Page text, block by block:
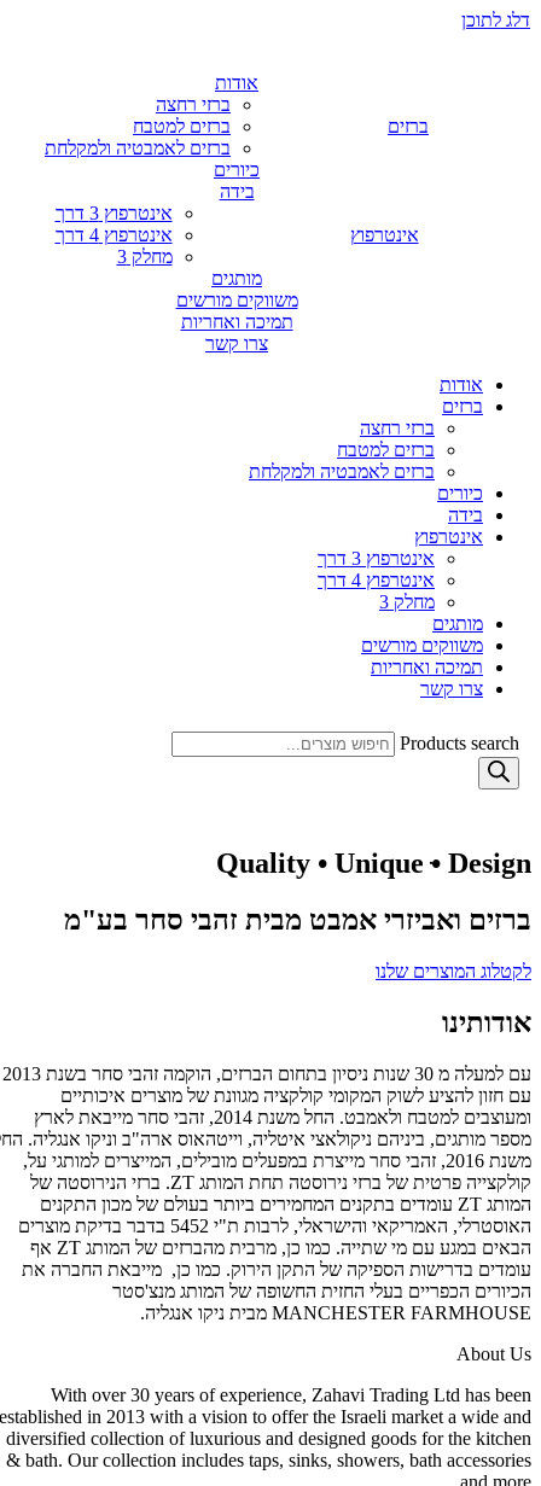
דלג לתוכן
אודות
ברזים
ברזי רחצה
ברזים למטבח
ברזים לאמבטיה ולמקלחת
כיורים
בידה
אינטרפוץ
אינטרפוץ 3 דרך
אינטרפוץ 4 דרך
מחלק 3
מותגים
משווקים מורשים
תמיכה ואחריות
צרו קשר
אודות
ברזים
ברזי רחצה
ברזים למטבח
ברזים לאמבטיה ולמקלחת
כיורים
בידה
אינטרפוץ
אינטרפוץ 3 דרך
אינטרפוץ 4 דרך
מחלק 3
מותגים
משווקים מורשים
תמיכה ואחריות
צרו קשר
Products search
Quality • Unique ּ• Design
ברזים ואביזרי אמבט מבית זהבי סחר בע"מ
לקטלוג המוצרים שלנו
אודותינו
עם למעלה מ 30 שנות ניסיון בתחום הברזים, הוקמה זהבי סחר בשנת 2013
עם חזון להציע לשוק המקומי קולקציה מגוונת של מוצרים איכותיים
ומעוצבים למטבח ולאמבט. החל משנת 2014, זהבי סחר מייבאת לארץ
מספר מותגים, ביניהם ניקולאצי איטליה, וייטהאוס ארה"ב וניקו אנגליה. החל
משנת 2016, זהבי סחר מייצרת במפעלים מובילים, המייצרים למותגי על,
קולקצייה פרטית של ברזי נירוסטה תחת המותג ZT. ברזי הנירוסטה של
המותג ZT עומדים בתקנים המחמירים ביותר בעולם של מכון התקנים
האוסטרלי, האמריקאי והישראלי, לרבות ת"י 5452 בדבר בדיקת מוצרים
הבאים במגע עם מי שתייה. כמו כן, מרבית מהברזים של המותג ZT אף
עומדים בדרישות הספיקה של התקן הירוק. כמו כן, מייבאת החברה את
הכיורים הכפריים בעלי החזית החשופה של המותג מנצ'סטר
MANCHESTER FARMHOUSE מבית ניקו אנגליה.
About Us
With over 30 years of experience, Zahavi Trading Ltd has been
established in 2013 with a vision to offer the Israeli market a wide and
diversified collection of luxurious and designed goods for the kitchen
& bath. Our collection includes taps, sinks, showers, bath accessories
and more